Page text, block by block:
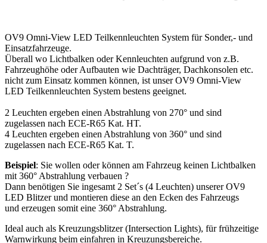
OV9 Omni-View LED Teilkennleuchten System für Sonder,- und
Einsatzfahrzeuge.
Überall wo Lichtbalken oder Kennleuchten aufgrund von z.B.
Fahrzeughöhe oder Aufbauten wie Dachträger, Dachkonsolen etc.
nicht zum Einsatz kommen können, ist unser OV9 Omni-View
LED Teilkennleuchten System bestens geeignet.
2 Leuchten ergeben einen Abstrahlung von 270° und sind
zugelassen nach ECE-R65 Kat. HT.
4 Leuchten ergeben einen Abstrahlung von 360° und sind
zugelassen nach ECE-R65 Kat. T.
Beispiel: Sie wollen oder können am Fahrzeug keinen Lichtbalken
mit 360° Abstrahlung verbauen ?
Dann benötigen Sie ingesamt 2 Set´s (4 Leuchten) unserer OV9
LED Blitzer und montieren diese an den Ecken des Fahrzeugs
und erzeugen somit eine 360° Abstrahlung.
Ideal auch als Kreuzungsblitzer (Intersection Lights), für frühzeitige
Warnwirkung beim einfahren in Kreuzungsbereiche.